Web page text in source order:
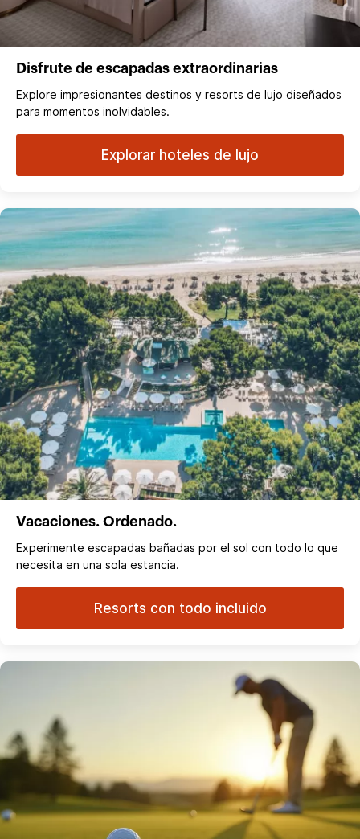
Disfrute de escapadas extraordinarias
Explore impresionantes destinos y resorts de lujo diseñados
para momentos inolvidables.
Explorar hoteles de lujo
Vacaciones. Ordenado.
Experimente escapadas bañadas por el sol con todo lo que
necesita en una sola estancia.
Resorts con todo incluido